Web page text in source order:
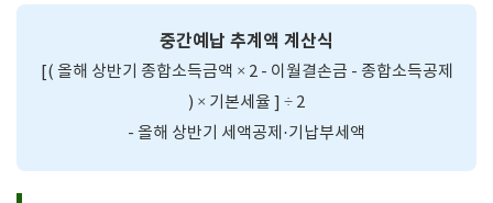
중간예납 추계액 계산식
[( 올해 상반기 종합소득금액 × 2 - 이월결손금 - 종합소득공제
) × 기본세율 ] ÷ 2
- 올해 상반기 세액공제·기납부세액